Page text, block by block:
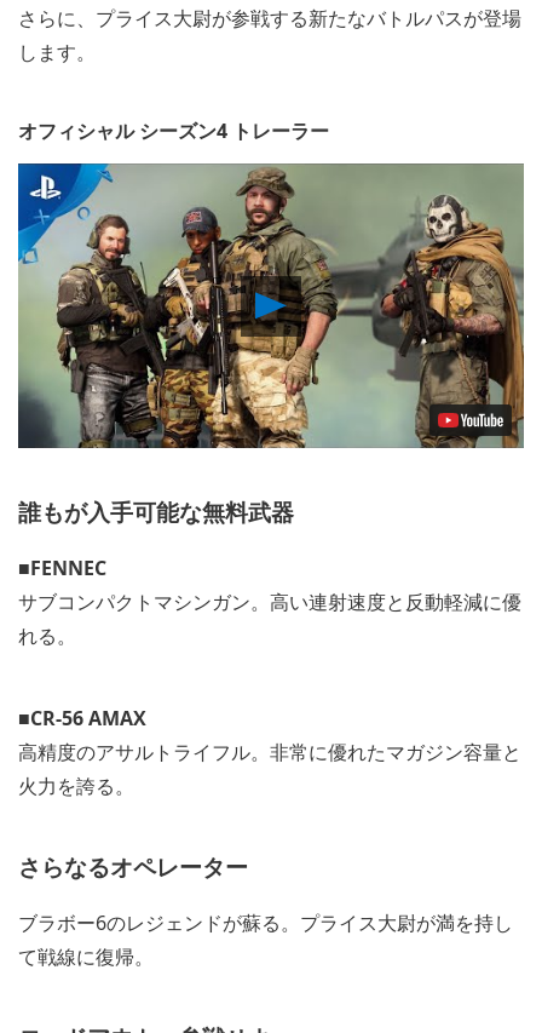
さらに、プライス大尉が参戦する新たなバトルパスが登場
します。
オフィシャル シーズン4 トレーラー
Play
Video
誰もが入手可能な無料武器
■FENNEC
サブコンパクトマシンガン。高い連射速度と反動軽減に優
れる。
■CR-56 AMAX
高精度のアサルトライフル。非常に優れたマガジン容量と
火力を誇る。
さらなるオペレーター
ブラボー6のレジェンドが蘇る。プライス大尉が満を持し
て戦線に復帰。